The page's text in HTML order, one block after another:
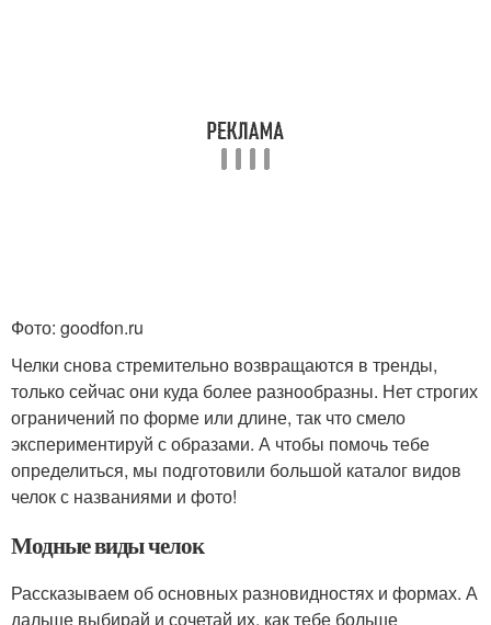
Фото: goodfon.ru
Челки снова стремительно возвращаются в тренды,
только сейчас они куда более разнообразны. Нет строгих
ограничений по форме или длине, так что смело
экспериментируй с образами. А чтобы помочь тебе
определиться, мы подготовили большой каталог видов
челок с названиями и фото!
Модные виды челок
Рассказываем об основных разновидностях и формах. А
дальше выбирай и сочетай их, как тебе больше